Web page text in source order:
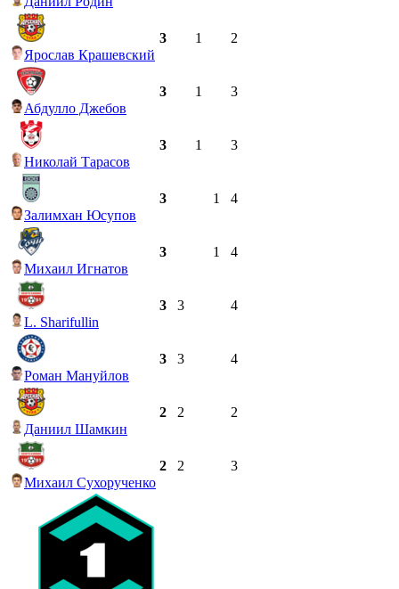
Ярослав Крашевский
3 1 2
Абдулло Джебов
3 1 3
Николай Тарасов
3 1 3
Залимхан Юсупов
3 1 4
Михаил Игнатов
3 1 4
L. Sharifullin
3 3 4
Роман Мануйлов
3 3 4
Даниил Шамкин
2 2 2
Михаил Сухорученко
2 2 3